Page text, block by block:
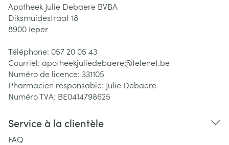
Apotheek Julie Debaere BVBA
Diksmuidestraat 18
8900 Ieper
Téléphone: 057 20 05 43
Courriel: apotheekjuliedebaere@telenet.be
Numéro de licence: 331105
Pharmacien responsable: Julie Debaere
Numéro TVA: BE0414798625
Service à la clientèle
FAQ